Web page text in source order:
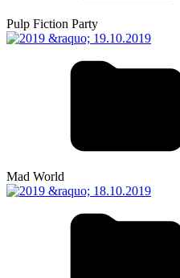
Pulp Fiction Party
Mad World